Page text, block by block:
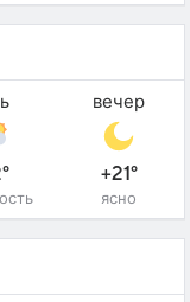
вечер
+21°
ясно